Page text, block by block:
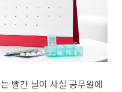
빨간 날이 사실 공무원에